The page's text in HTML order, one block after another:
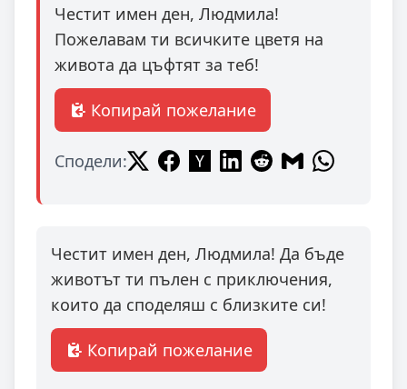
Честит имен ден, Людмила!
Пожелавам ти всичките цветя на
живота да цъфтят за теб!
Копирай пожелание
Сподели:
Честит имен ден, Людмила! Да бъде
животът ти пълен с приключения,
които да споделяш с близките си!
Копирай пожелание